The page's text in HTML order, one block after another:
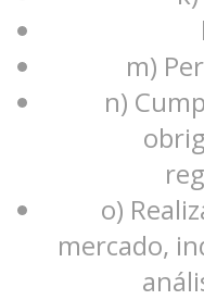
m)
n)
o)
mercado,